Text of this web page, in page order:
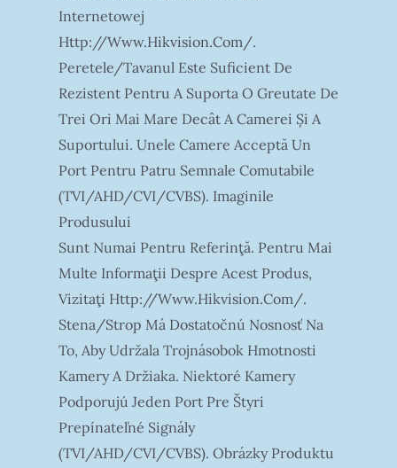
Internetowej
Http://www.hikvision.com/.
Peretele/tavanul Este Suficient De
Rezistent Pentru A Suporta O Greutate De
Trei Ori Mai Mare Decât A Camerei Și A
Suportului. Unele Camere Acceptă Un
Port Pentru Patru Semnale Comutabile
(TVI/AHD/CVI/CVBS). Imaginile
Produsului
Sunt Numai Pentru Referinţă. Pentru Mai
Multe Informaţii Despre Acest Produs,
Vizitaţi Http://www.hikvision.com/.
Stena/strop Má Dostatočnú Nosnosť Na
To, Aby Udržala Trojnásobok Hmotnosti
Kamery A Držiaka. Niektoré Kamery
Podporujú Jeden Port Pre Štyri
Prepínateľné Signály
(TVI/AHD/CVI/CVBS). Obrázky Produktu